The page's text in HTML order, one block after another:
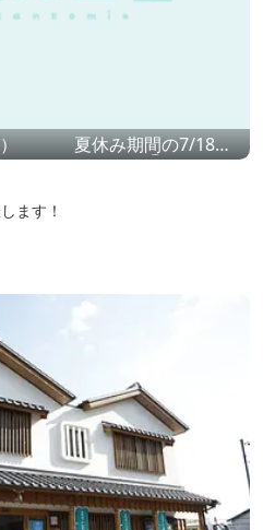
） 夏休み期間の7/18～
匹800円 時間：①11時30分
ます！